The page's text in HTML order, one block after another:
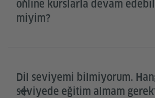
online kurslarla devam
miyim?
Dil seviyemi bilmiyorum.
seviyede eğitim almam